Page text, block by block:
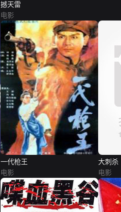
撼天雷
电影
一代枪王
电影
大刺杀
电影